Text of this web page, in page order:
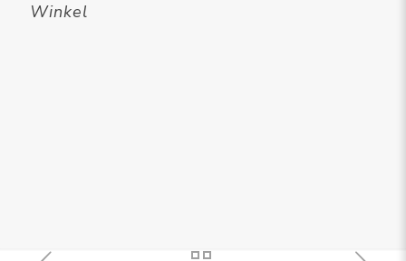
Winkel